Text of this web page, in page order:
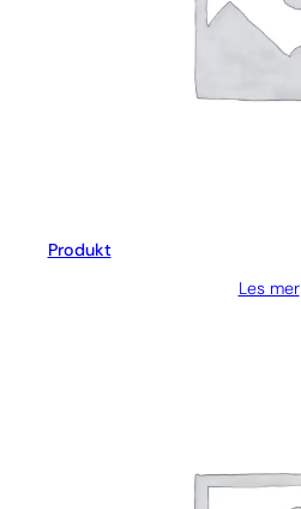
Produkt
Les mer